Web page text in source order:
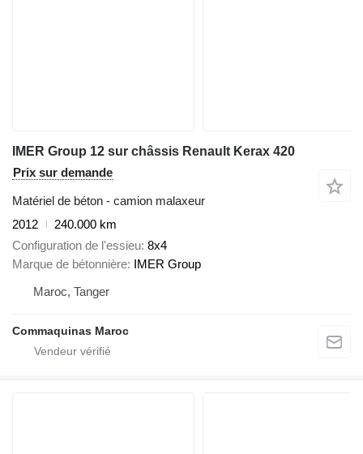
IMER Group 12 sur châssis Renault Kerax 420
Prix sur demande
Matériel de béton - camion malaxeur
2012
240.000 km
Configuration de l'essieu 8x4
Marque de bétonnière IMER Group
Maroc, Tanger
Commaquinas Maroc